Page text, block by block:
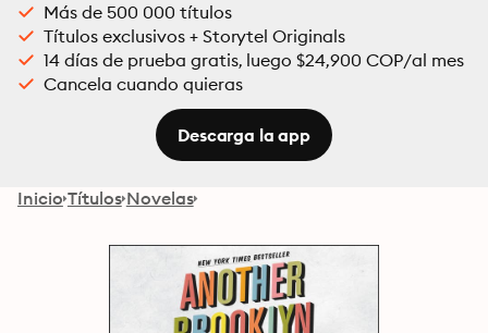
Más de 500 000 títulos
Títulos exclusivos + Storytel Originals
14 días de prueba gratis, luego $24,900 COP/al mes
Cancela cuando quieras
Descarga la app
Inicio Títulos Novelas